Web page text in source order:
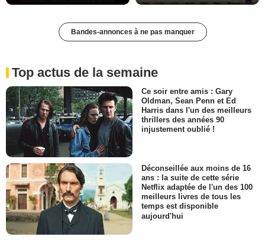
Bandes-annonces à ne pas manquer
Top actus de la semaine
Ce soir entre amis : Gary
Oldman, Sean Penn et Ed
Harris dans l'un des meilleurs
thrillers des années 90
injustement oublié !
Déconseillée aux moins de 16
ans : la suite de cette série
Netflix adaptée de l'un des 100
meilleurs livres de tous les
temps est disponible
aujourd'hui